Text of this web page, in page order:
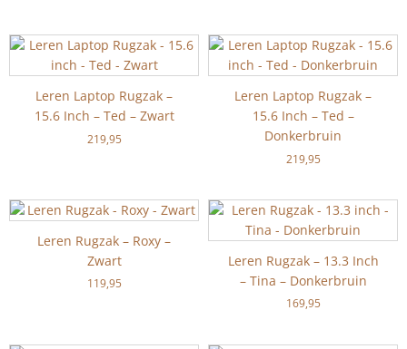
Leren Laptop Rugzak –
15.6 Inch – Ted – Zwart
219,95
Leren Laptop Rugzak –
15.6 Inch – Ted –
Donkerbruin
219,95
Leren Rugzak – Roxy –
Zwart
119,95
Leren Rugzak – 13.3 Inch
– Tina – Donkerbruin
169,95